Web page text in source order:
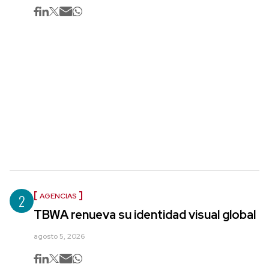
2 AGENCIAS
TBWA renueva su identidad visual global
agosto 5, 2026